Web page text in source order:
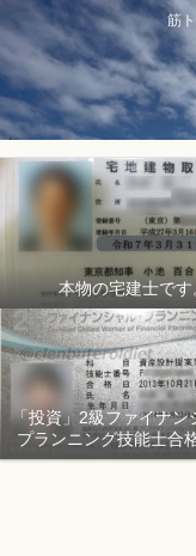
筋
本物の宅建士です
「投資」2級ファイナン
プランニング技能士合
ようやく初心者「資